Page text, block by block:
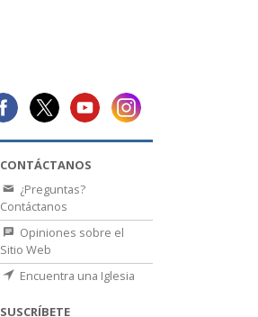
CONTÁCTANOS
¿Preguntas?
Contáctanos
Opiniones sobre el
Sitio Web
Encuentra una Iglesia
SUSCRÍBETE